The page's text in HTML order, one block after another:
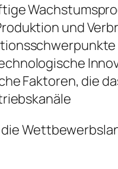
und
Faktoren, die